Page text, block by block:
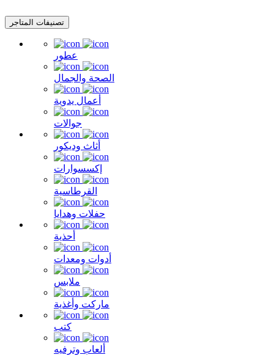
تصنيفات المتاجر
عطور
الصحة والجمال
أعمال يدوية
جوالات
أثاث وديكور
إكسسوارات
القرطاسية
حفلات وهدايا
أحذية
أدوات ومعدات
ملابس
ماركت وأغذية
كتب
ألعاب وترفيه